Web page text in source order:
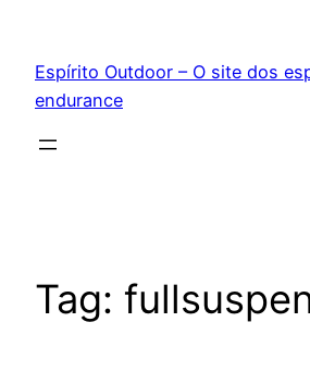
conteúdo
Espírito Outdoor – O site dos
endurance
Tag: